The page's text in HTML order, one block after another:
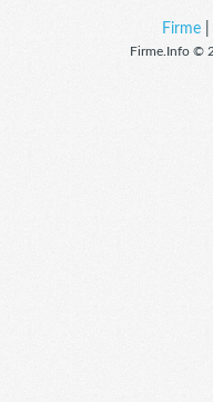
Firme|
Firme.Info ©